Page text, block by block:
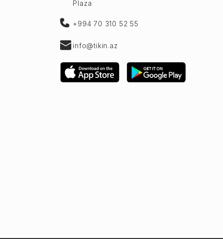
Plaza
+994 70 310 52 55
info@tikin.az